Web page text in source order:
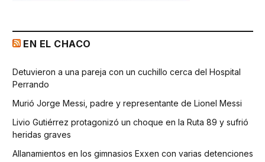
EN EL CHACO
Detuvieron a una pareja con un cuchillo cerca del Hospital
Perrando
Murió Jorge Messi, padre y representante de Lionel Messi
Livio Gutiérrez protagonizó un choque en la Ruta 89 y sufrió
heridas graves
Allanamientos en los gimnasios Exxen con varias detenciones